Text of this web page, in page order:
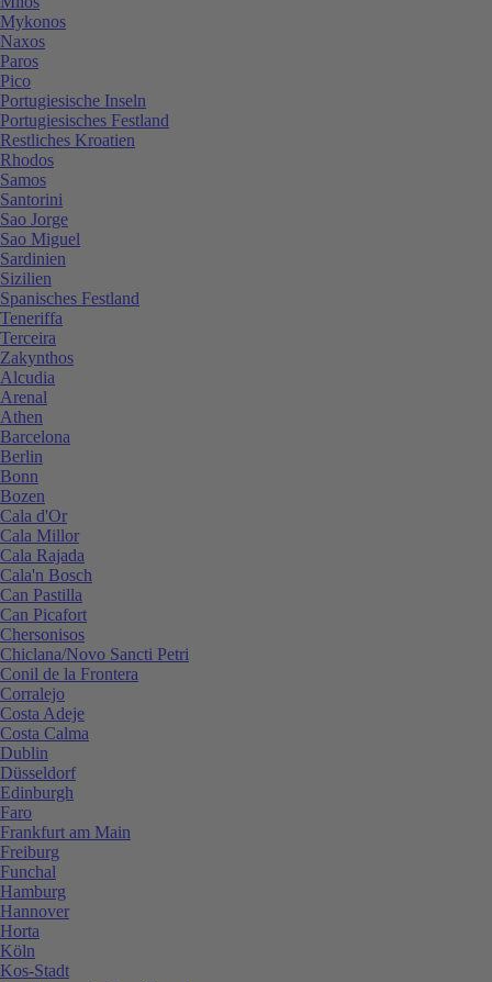
Mykonos
Naxos
Paros
Pico
Portugiesische Inseln
Portugiesisches Festland
Restliches Kroatien
Rhodos
Samos
Santorini
Sao Jorge
Sao Miguel
Sardinien
Sizilien
Spanisches Festland
Teneriffa
Terceira
Zakynthos
Alcudia
Arenal
Athen
Barcelona
Berlin
Bonn
Bozen
Cala d'Or
Cala Millor
Cala Rajada
Cala'n Bosch
Can Pastilla
Can Picafort
Chersonisos
Chiclana/Novo Sancti Petri
Conil de la Frontera
Corralejo
Costa Adeje
Costa Calma
Dublin
Düsseldorf
Edinburgh
Faro
Frankfurt am Main
Freiburg
Funchal
Hamburg
Hannover
Horta
Köln
Kos-Stadt